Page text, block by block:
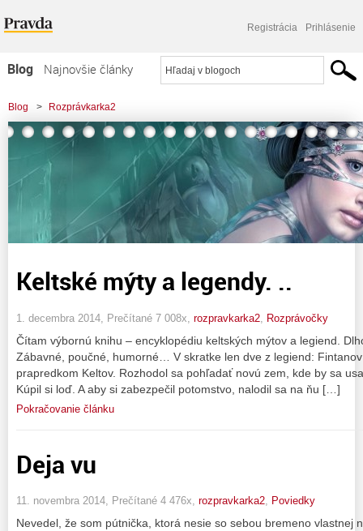
Registrácia Prihlásenie
Blog
Najnovšie články
Najčítanejšie články
Najkomentovanejšie články
Zoznam blogov
Blog > Rozprávkarka2
Keltské mýty a legendy. ..
1. decembra 2014, Prečítané 7 008x, rozpravkarka2 Rozprávočky
Čítam výbornú knihu – encyklopédiu keltských mýtov a legiend.
Zábavné, poučné, humorné… V skratke len dve z legiend:
prapredkom Keltov. Rozhodol sa pohľadať novú zem, kde by sa
Kúpil si loď. A aby si zabezpečil potomstvo, nalodil sa na ňu […]
Pokračovanie článku
Deja vu
11. novembra 2014, Prečítané 4 476x, rozpravkarka2, Poviedky
Nevedel, že som pútnička, ktorá nesie so sebou bremeno vlastnej